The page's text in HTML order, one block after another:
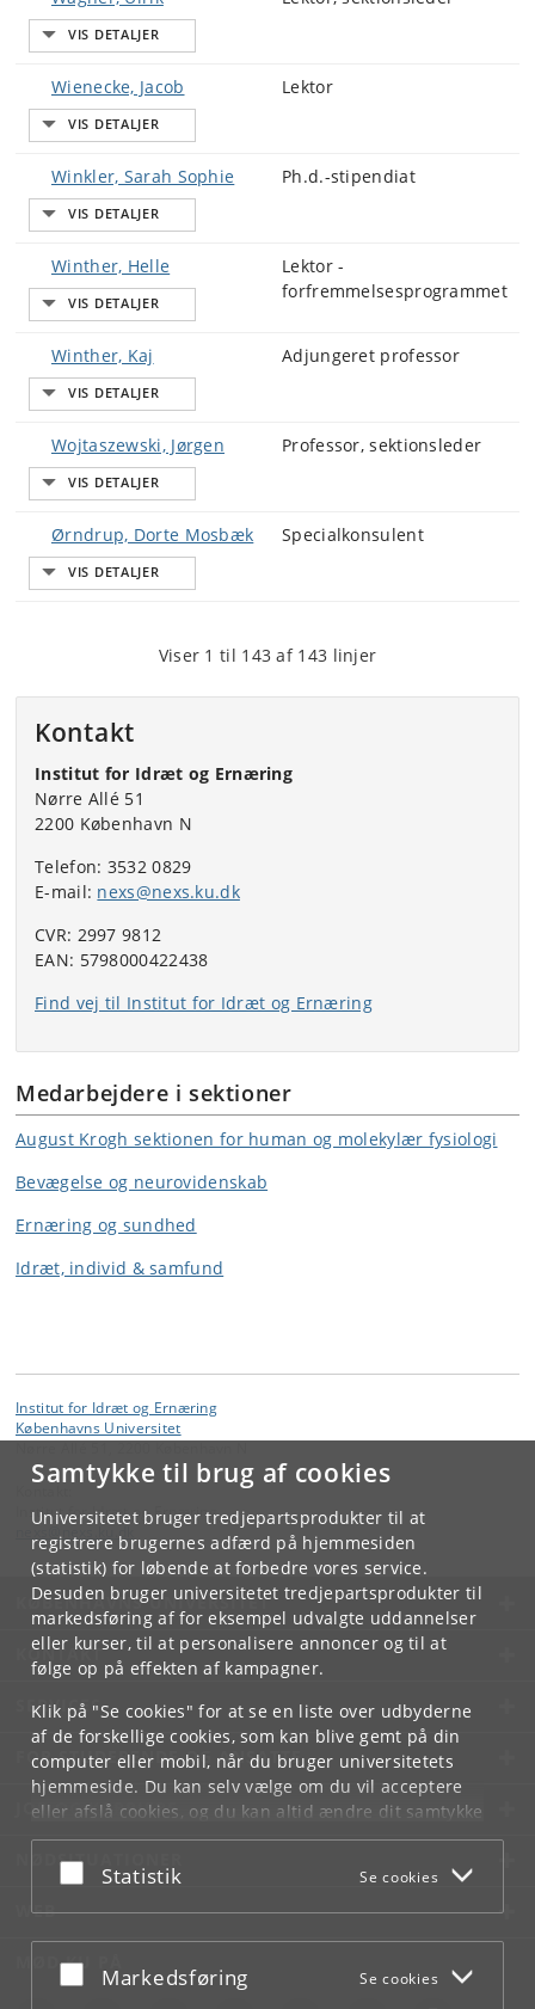
Samtykke til brug af cookies
Universitetet bruger tredjepartsprodukter til at
registrere brugernes adfærd på hjemmesiden
(statistik) for løbende at forbedre vores service.
Desuden bruger universitetet tredjepartsprodukter til
markedsføring af for eksempel udvalgte uddannelser
eller kurser, til at personalisere annoncer og til at
følge op på effekten af kampagner.
Klik på "Se cookies" for at se en liste over udbyderne
af de forskellige cookies, som kan blive gemt på din
computer eller mobil, når du bruger universitetets
hjemmeside. Du kan selv vælge om du vil acceptere
eller afslå cookies, og du kan altid ændre dit samtykke
underCookie- og privatlivspolitiksom du finder i
bunden af hver side.
Acceptér eller afslå
Statistik Se cookies
Acceptér eller afslå
Markedsføring Se cookies
Wienecke, Jacob Lektor
Winkler, Sarah Sophie Ph.d.-stipendiat
Winther, Helle
Lektor -
forfremmelsesprogrammet
Winther, Kaj Adjungeret professor
Wojtaszewski, Jørgen Professor, sektionsleder
Ørndrup, Dorte Mosbæk Specialkonsulent
Viser 1 til 143 af 143 linjer
Kontakt
Institut for Idræt og Ernæring
Nørre Allé 51
2200 København N
Telefon: 3532 0829
E-mail: nexs@nexs.ku.dk
CVR: 2997 9812
EAN: 5798000422438
Find vej til Institut for Idræt og Ernæring
Medarbejdere i sektioner
August Krogh sektionen for human og molekylær fysiologi
Bevægelse og neurovidenskab
Ernæring og sundhed
Idræt, individ & samfund
Institut for Idræt og Ernæring
Københavns Universitet
Institut for Idræt og Ernæring
KØBENHAVNS UNIVERSITET
KONTAKT
SERVICES
FOR STUDERENDE OG ANSATTE
JOB OG KARRIERE
NØDSITUATIONER
WEB
MØD KU PÅ